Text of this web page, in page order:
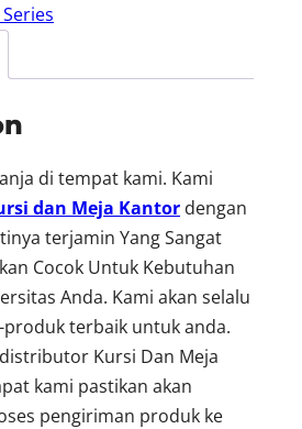
di tempat kami. Kami
dan Meja Kantor dengan
terjamin Yang Sangat
Cocok Untuk Kebutuhan
Anda. Kami akan selalu
terbaik untuk anda.
Kursi Dan Meja
kami pastikan akan
pengiriman produk ke